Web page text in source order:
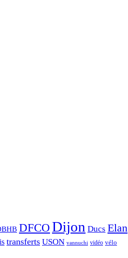
DFCODijon Ducs Elan
transferts USON vannuchi vidéo vélo